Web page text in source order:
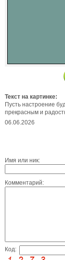
Текст на картинке:
Пусть настроение
прекрасным и
06.06.2026
Имя или ник:
Комментарий:
Код: